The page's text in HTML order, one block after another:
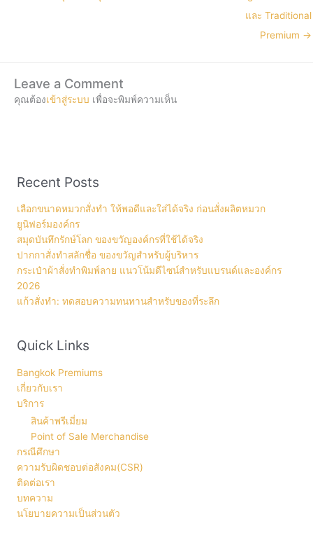
และ Traditional
Premium →
Leave a Comment
คุณต้องเข้าสู่ระบบ เพื่อจะพิมพ์ความเห็น
Recent Posts
เลือกขนาดหมวกสั่งทำ ให้พอดีและใส่ได้จริง ก่อนสั่งผลิตหมวก
ยูนิฟอร์มองค์กร
สมุดบันทึกรักษ์โลก ของขวัญองค์กรที่ใช้ได้จริง
ปากกาสั่งทำสลักชื่อ ของขวัญสำหรับผู้บริหาร
กระเป๋าผ้าสั่งทำพิมพ์ลาย แนวโน้มดีไซน์สำหรับแบรนด์และองค์กร
2026
แก้วสั่งทำ: ทดสอบความทนทานสำหรับของที่ระลึก
Quick Links
Bangkok Premiums
เกี่ยวกับเรา
บริการ
สินค้าพรีเมี่ยม
Point of Sale Merchandise
กรณีศึกษา
ความรับผิดชอบต่อสังคม(CSR)
ติดต่อเรา
บทความ
นโยบายความเป็นส่วนตัว